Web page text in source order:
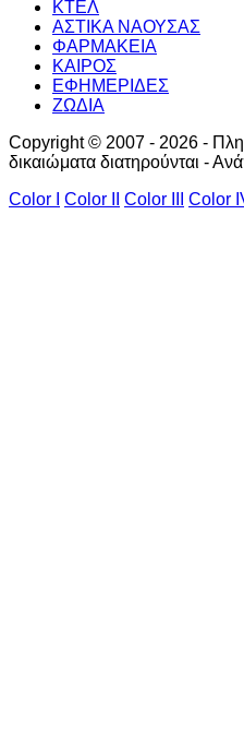
ΚΤΕΛ
ΑΣΤΙΚΑ ΝΑΟΥΣΑΣ
ΦΑΡΜΑΚΕΙΑ
ΚΑΙΡΟΣ
ΕΦΗΜΕΡΙΔΕΣ
ΖΩΔΙΑ
Copyright © 2007 - 2026 -
δικαιώματα διατηρούνται -
Color I
Color II Color III Color